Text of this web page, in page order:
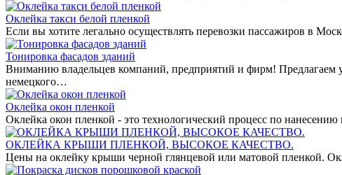
Оклейка такси белой пленкой
Если вы хотите легально осуществлять перевозки пассажиров в
Тонировка фасадов зданий
Вниманию владельцев компаний, предприятий и фирм! Предлагаем
немецкого…
Оклейка окон пленкой
Оклейка окон пленкой - это технологический процесс по
ОКЛЕЙКА КРЫШИ ПЛЕНКОЙ, ВЫСОКОЕ КАЧЕСТВО.
Цены на оклейку крыши черной глянцевой или матовой пленкой.